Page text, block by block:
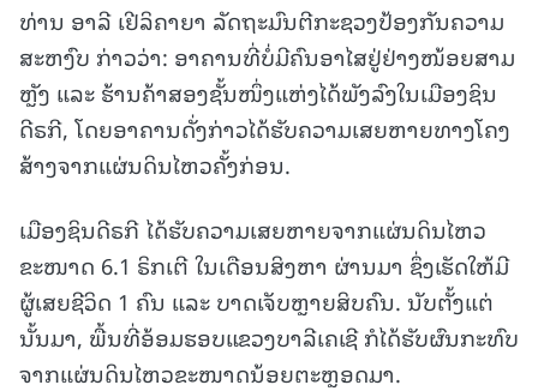
ທ່ານ ອາລີ ເຢີລິຄາຍາ ລັດຖະມົນຕີກະຊວງປ້ອງກັນຄວາມ
ສະຫງົບ ກ່າວວ່າ: ອາຄານທີ່ບໍ່ມີຄົນອາໄສຢູ່ຢ່າງໜ້ອຍສາມ
ຫຼັງ ແລະ ຮ້ານຄ້າສອງຊັ້ນໜຶ່ງແຫ່ງໄດ້ພັງລົງໃນເມືອງຊິນ
ດີຣກີ, ໂດຍອາຄານດັ່ງກ່າວໄດ້ຮັບຄວາມເສຍຫາຍທາງໂຄງ
ສ້າງຈາກແຜ່ນດິນໄຫວຄັ້ງກ່ອນ.
ເມືອງຊິນດີຣກີ ໄດ້ຮັບຄວາມເສຍຫາຍຈາກແຜ່ນດິນໄຫວ
ຂະໜາດ 6.1 ຣິກເຕີ ໃນເດືອນສິງຫາ ຜ່ານມາ ຊຶ່ງເຮັດໃຫ້ມີ
ຜູ້ເສຍຊີວິດ 1 ຄົນ ແລະ ບາດເຈັບຫຼາຍສິບຄົນ. ນັບຕັ້ງແຕ່
ນັ້ນມາ, ພື້ນທີ່ອ້ອມຮອບແຂວງບາລີເຄເຊີ ກໍໄດ້ຮັບຜົນກະທົບ
ຈາກແຜ່ນດິນໄຫວຂະໜາດນ້ອຍຕະຫຼອດມາ.